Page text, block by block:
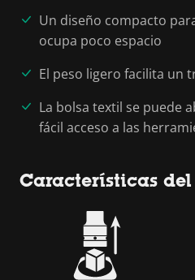
Un diseño compacto
ocupa poco espacio
El peso ligero facilita un
La bolsa textil se puede
fácil acceso a las
Características